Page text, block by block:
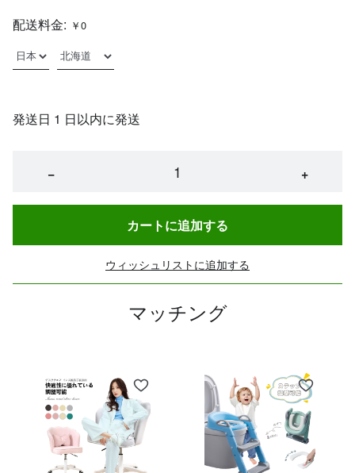
配送料金: ￥0
発送日 1 日以内に発送
− +
カートに追加する
ウィッシュリストに追加する
マッチング